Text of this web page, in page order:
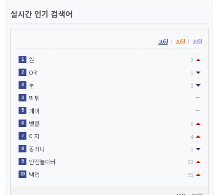
실시간 인기 검색어
10일 20일 30일
1 원 2
2 OR 1
3 문 1
4 먹튀
5 페이
6 벳클 9
7 이지 4
8 꽁머니 1
9 안전놀이터 22
10 백업 35